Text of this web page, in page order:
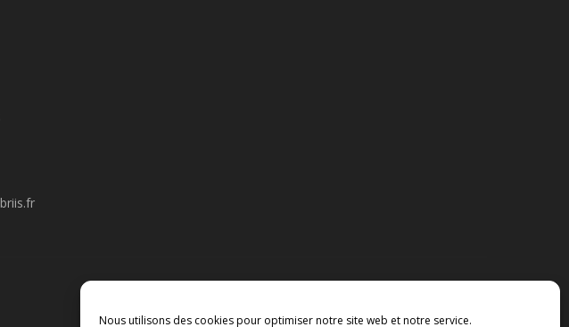
Nous utilisons des cookies pour optimiser notre site web et notre service.